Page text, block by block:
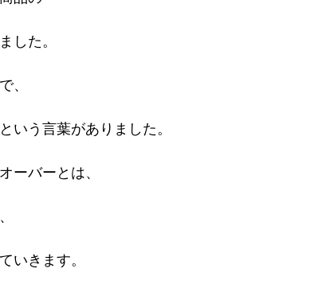
した。
、
いう言葉がありました。
ーバーとは、
いきます。